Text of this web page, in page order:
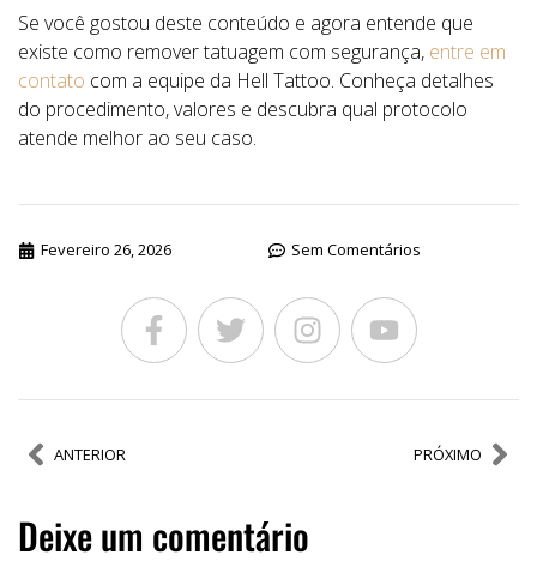
Se você gostou deste conteúdo e agora entende que
existe como remover tatuagem com segurança, entre em
contato com a equipe da Hell Tattoo. Conheça detalhes
do procedimento, valores e descubra qual protocolo
atende melhor ao seu caso.
Fevereiro 26, 2026 Sem Comentários
ANTERIOR PRÓXIMO
Deixe um comentário